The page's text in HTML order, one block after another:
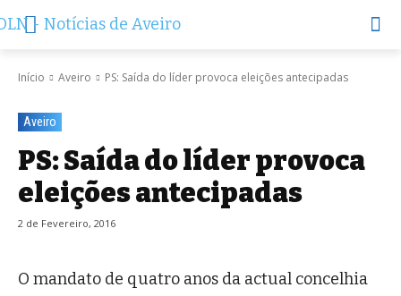
Início Aveiro PS: Saída do líder provoca eleições antecipadas
Aveiro
PS: Saída do líder provoca
eleições antecipadas
2 de Fevereiro, 2016
O mandato de quatro anos da actual concelhia